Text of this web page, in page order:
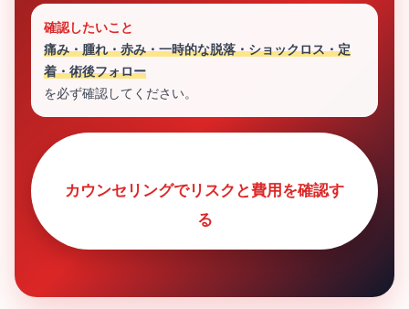
確認したいこと
痛み・腫れ・赤み・一時的な脱落・ショックロス・定
着・術後フォロー
を必ず確認してください。
カウンセリングでリスクと費用を確認す
る